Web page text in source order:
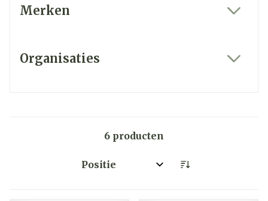
Merken
Organisaties
6 producten
Sorteer op: